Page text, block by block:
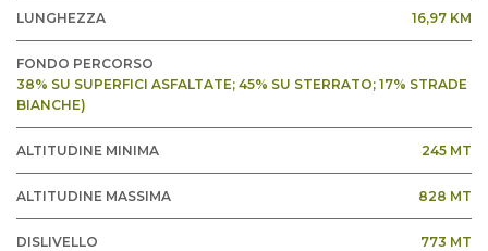
LUNGHEZZA 16,97 KM
FONDO PERCORSO
38% SU SUPERFICI ASFALTATE; 45% SU STERRATO; 17% STRADE
BIANCHE)
ALTITUDINE MINIMA 245 MT
ALTITUDINE MASSIMA 828 MT
DISLIVELLO 773 MT